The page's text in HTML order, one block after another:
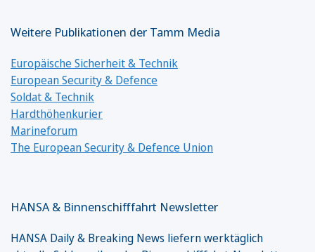
Weitere Publikationen der Tamm Media
Europäische Sicherheit & Technik
European Security & Defence
Soldat & Technik
Hardthöhenkurier
Marineforum
The European Security & Defence Union
HANSA & Binnenschifffahrt Newsletter
HANSA Daily & Breaking News liefern werktäglich